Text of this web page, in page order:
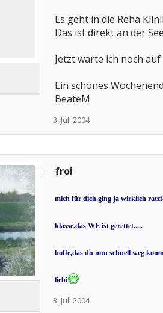
Es geht in die Reha
Das ist direkt an der
Jetzt warte ich noch
Ein schönes
BeateM
3. Juli 2004
froi
mich für dich.ging ja wirklich
klasse.das WE ist gerettet.....
hoffe,das du nun schnell weg
liebi
3. Juli 2004